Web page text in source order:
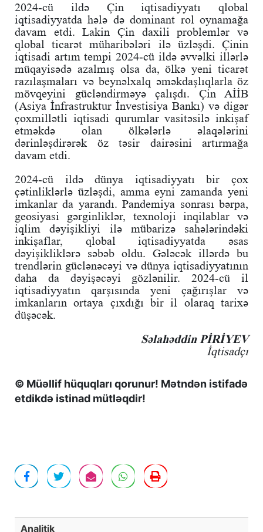
2024-cü ildə Çin iqtisadiyyatı qlobal
iqtisadiyyatda hələ də dominant rol oynamağa
davam etdi. Lakin Çin daxili problemlər və
qlobal ticarət müharibələri ilə üzləşdi. Çinin
iqtisadi artım tempi 2024-cü ildə əvvəlki illərlə
müqayisədə azalmış olsa da, ölkə yeni ticarət
razılaşmaları və beynəlxalq əməkdaşlıqlarla öz
mövqeyini gücləndirməyə çalışdı. Çin AİİB
(Asiya İnfrastruktur İnvestisiya Bankı) və digər
çoxmillətli iqtisadi qurumlar vasitəsilə inkişaf
etməkdə olan ölkələrlə əlaqələrini
dərinləşdirərək öz təsir dairəsini artırmağa
davam etdi.
2024-cü ildə dünya iqtisadiyyatı bir çox
çətinliklərlə üzləşdi, amma eyni zamanda yeni
imkanlar da yarandı. Pandemiya sonrası bərpa,
geosiyasi gərginliklər, texnoloji inqilablar və
iqlim dəyişikliyi ilə mübarizə sahələrindəki
inkişaflar, qlobal iqtisadiyyatda əsas
dəyişikliklərə səbəb oldu. Gələcək illərdə bu
trendlərin güclənəcəyi və dünya iqtisadiyyatının
daha da dəyişəcəyi gözlənilir. 2024-cü il
iqtisadiyyatın qarşısında yeni çağırışlar və
imkanların ortaya çıxdığı bir il olaraq tarixə
düşəcək.
Səlahəddin PİRİYEV
İqtisadçı
© Müəllif hüquqları qorunur! Mətndən istifadə
etdikdə istinad mütləqdir!
Analitik